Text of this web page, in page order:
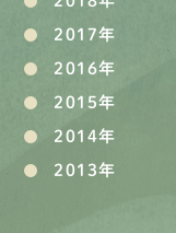
2017年
2016年
2015年
2014年
2013年